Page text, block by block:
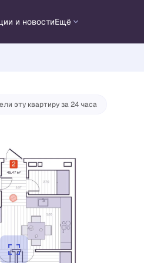
и новостиЕщё
от 28 948 руб./мес.
эту квартиру за 24 часа